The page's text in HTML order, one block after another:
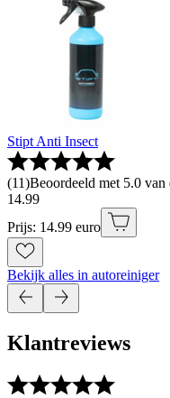
Stipt Anti Insect
(11)Beoordeeld met 5.0
14.99
Prijs: 14.99 euro
Bekijk alles in autoreiniger
Klantreviews